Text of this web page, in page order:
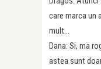
care marca un
mult…
Dana: Si, ma
astea sunt